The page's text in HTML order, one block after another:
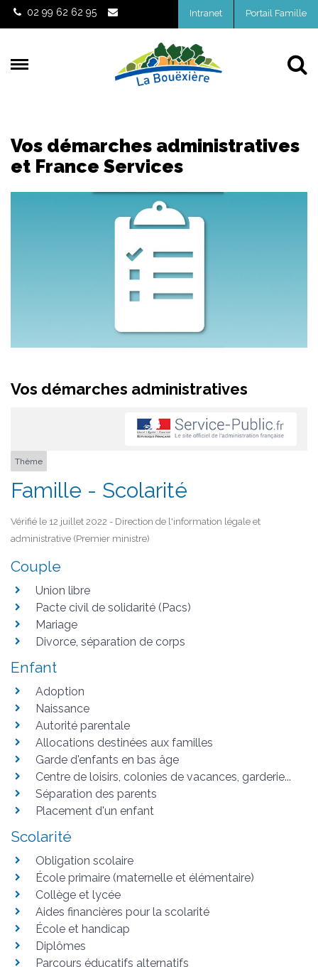
Gestion des traceurs
02 99 62 62 95 Intranet Portail Famille
Vos démarches administratives
et France Services
Vos démarches administratives
Thème
Famille - Scolarité
Vérifié le 12 juillet 2022 - Direction de l'information légale et
administrative (Premier ministre)
Couple
Union libre
Pacte civil de solidarité (Pacs)
Mariage
Divorce, séparation de corps
Enfant
Adoption
Naissance
Autorité parentale
Allocations destinées aux familles
Garde d'enfants en bas âge
Centre de loisirs, colonies de vacances, garderie...
Séparation des parents
Placement d'un enfant
Scolarité
Obligation scolaire
École primaire (maternelle et élémentaire)
Collège et lycée
Aides financières pour la scolarité
École et handicap
Diplômes
Parcours éducatifs alternatifs